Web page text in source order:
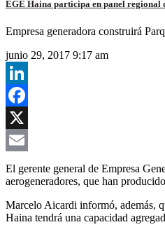
EGE Haina participa en panel regional
Empresa generadora construirá
junio 29, 2017 9:17 am
LinkedIn
Facebook
X
Email
El gerente general de Empresa
aerogeneradores, que han
Marcelo Aicardi informó, además,
Haina tendrá una capacidad